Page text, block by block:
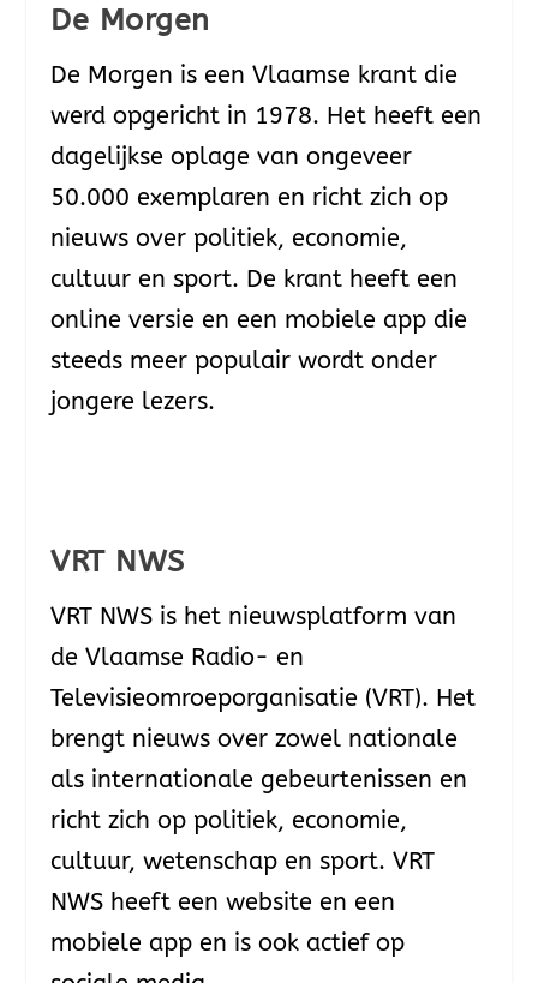
De Morgen
De Morgen is een Vlaamse krant die
werd opgericht in 1978. Het heeft een
dagelijkse oplage van ongeveer
50.000 exemplaren en richt zich op
nieuws over politiek, economie,
cultuur en sport. De krant heeft een
online versie en een mobiele app die
steeds meer populair wordt onder
jongere lezers.
VRT NWS
VRT NWS is het nieuwsplatform van
de Vlaamse Radio- en
Televisieomroeporganisatie (VRT). Het
brengt nieuws over zowel nationale
als internationale gebeurtenissen en
richt zich op politiek, economie,
cultuur, wetenschap en sport. VRT
NWS heeft een website en een
mobiele app en is ook actief op